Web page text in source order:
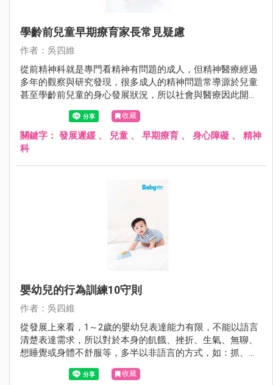
學齡前兒童早期療育家長常見疑慮
作者：吳四維
從前精神科就是專門看精神有問題的成人，但精神醫療經過
多年的觀察與研究發現，很多成人的精神問題常導源於兒童
甚至學齡前兒童的身心發展狀況，所以社會與醫療因此開始
重視學齡前兒童的醫療服務。
收藏
關鍵字： 發展遲緩 、 兒童 、 早期療育 、 身心障礙 、 精神
科
嬰幼兒的行為訓練10守則
作者：吳四維
從發展上來看，1～2歲的嬰幼兒表達能力有限，不能以語言
清楚表達需求，所以對於本身的飢餓、挫折、生氣、無聊、
想睡覺或身體不舒服等，多半以非語言的方式，如：抓、咬
或者打照顧者來吸引大人的注意以獲得滿足。許多的父母或
照顧者卻把這些行為當成是暴力行為的前哨戰，照顧者要試
收藏